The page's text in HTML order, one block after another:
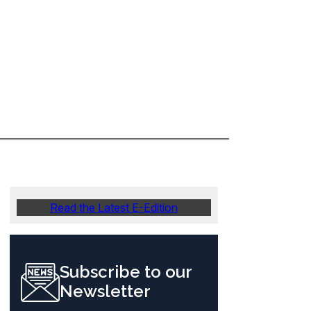
Read the Latest E-Edition
Subscribe to our
Newsletter